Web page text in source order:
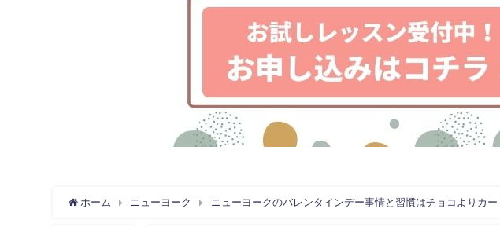
ホーム ニューヨーク ニューヨークのバレンタインデー事情と習慣はチョコよりカー